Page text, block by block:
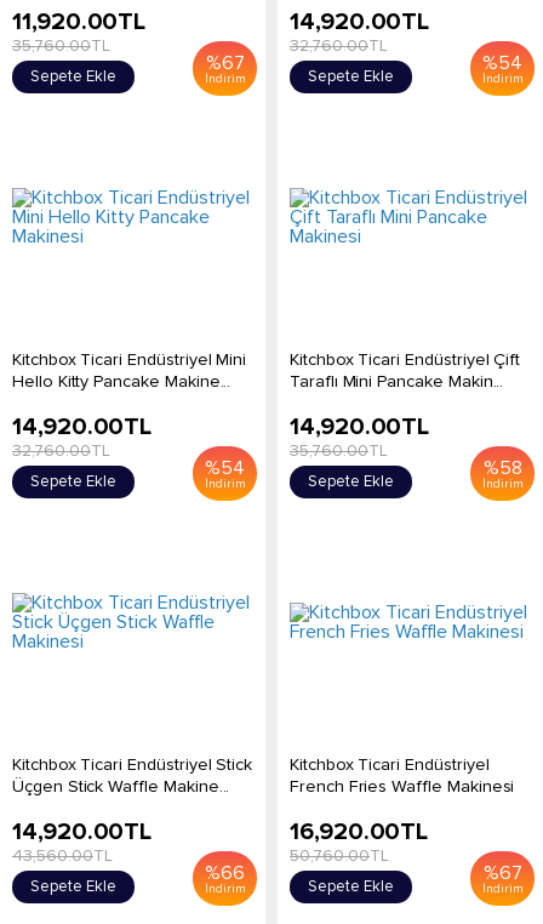
%67
İndirim
11,920.00TL
35,760.00TL
Sepete Ekle
%54
İndirim
14,920.00TL
32,760.00TL
Sepete Ekle
Kitchbox Ticari Endüstriyel Mini
Hello Kitty Pancake Makine...
%54
İndirim
14,920.00TL
32,760.00TL
Sepete Ekle
Kitchbox Ticari Endüstriyel Çift
Taraflı Mini Pancake Makin...
%58
İndirim
14,920.00TL
35,760.00TL
Sepete Ekle
Kitchbox Ticari Endüstriyel Stick
Üçgen Stick Waffle Makine...
%66
İndirim
14,920.00TL
43,560.00TL
Sepete Ekle
Kitchbox Ticari Endüstriyel
French Fries Waffle Makinesi
%67
İndirim
16,920.00TL
50,760.00TL
Sepete Ekle